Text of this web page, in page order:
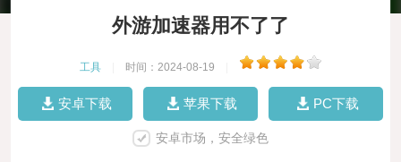
外游加速器用不了了
工具 时间：2024-08-19
安卓下载 苹果下载 PC下载
安卓市场，安全绿色